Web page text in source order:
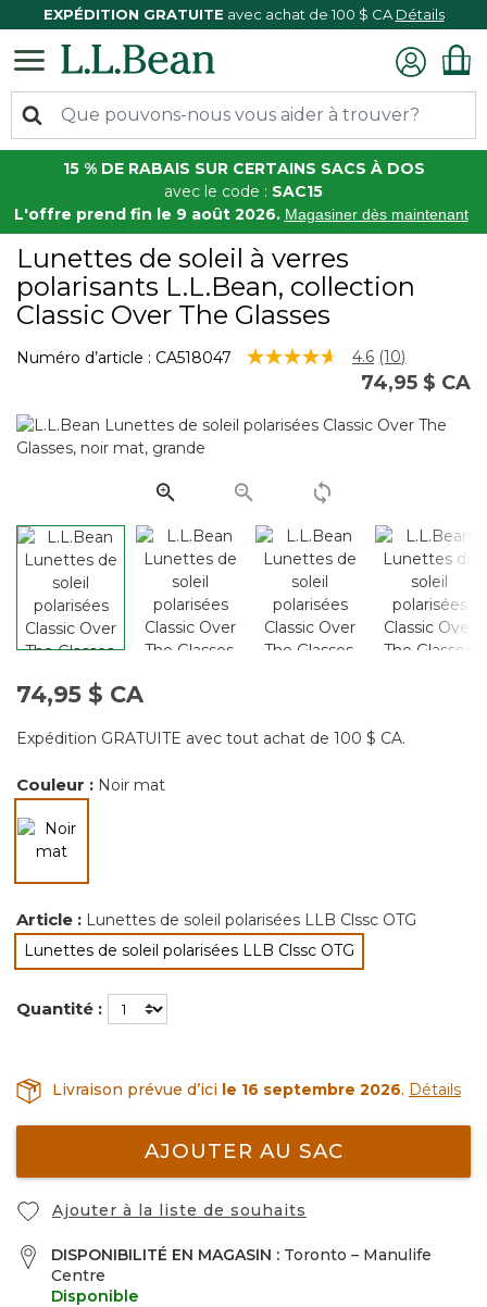
EXPÉDITION GRATUITE avec achat de 100 $ CA Détails
15 % DE RABAIS SUR CERTAINS SACS À DOS
avec le code : SAC15
L'offre prend fin le 9 août 2026. Magasiner dès maintenant
Lunettes de soleil à verres
polarisants L.L.Bean, collection
Classic Over The Glasses
Numéro d’article : CA518047 5 sur 5 Évaluation des clients
4.6 Lire
les
10
Lien
(10)
74,95 $ CA
74,95 $ CA
Expédition GRATUITE avec tout achat de 100 $ CA.
Couleur : Noir mat
Article : Lunettes de soleil polarisées LLB Clssc OTG
Lunettes de soleil polarisées LLB Clssc OTG
sélectionné
Quantité :
Livraison prévue d’ici le 16 septembre 2026. Détails
AJOUTER AU SAC
Ajouter à la liste de souhaits
DISPONIBILITÉ EN MAGASIN : Toronto – Manulife
Centre
Disponible